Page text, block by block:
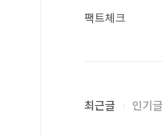
팩트체크
최근글 인기글